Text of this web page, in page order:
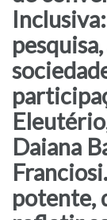
Daiana
potente,